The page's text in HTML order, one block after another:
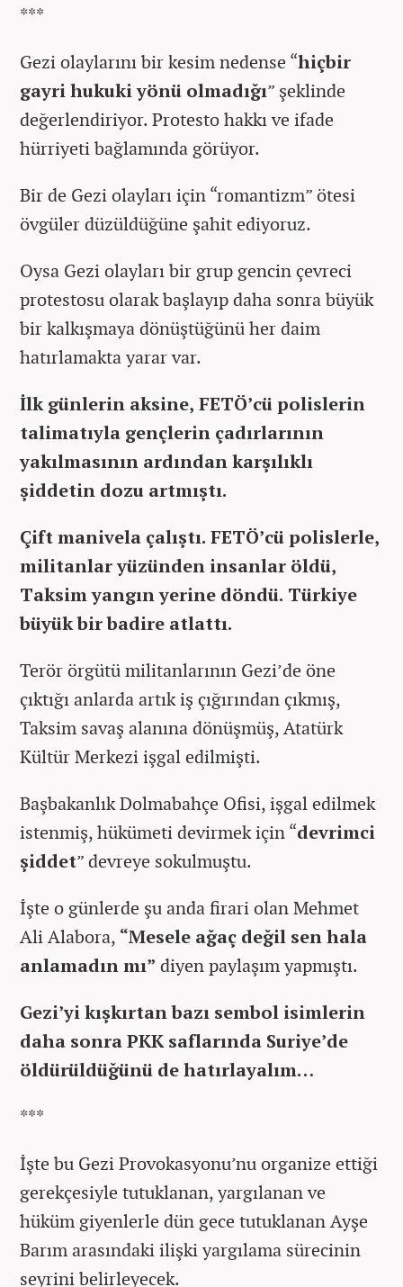
***
Gezi olaylarını bir kesim nedense “hiçbir
gayri hukuki yönü olmadığı” şeklinde
değerlendiriyor. Protesto hakkı ve ifade
hürriyeti bağlamında görüyor.
Bir de Gezi olayları için “romantizm” ötesi
övgüler düzüldüğüne şahit ediyoruz.
Oysa Gezi olayları bir grup gencin çevreci
protestosu olarak başlayıp daha sonra büyük
bir kalkışmaya dönüştüğünü her daim
hatırlamakta yarar var.
İlk günlerin aksine, FETÖ’cü polislerin
talimatıyla gençlerin çadırlarının
yakılmasının ardından karşılıklı
şiddetin dozu artmıştı.
Çift manivela çalıştı. FETÖ’cü polislerle,
militanlar yüzünden insanlar öldü,
Taksim yangın yerine döndü. Türkiye
büyük bir badire atlattı.
Terör örgütü militanlarının Gezi’de öne
çıktığı anlarda artık iş çığırından çıkmış,
Taksim savaş alanına dönüşmüş, Atatürk
Kültür Merkezi işgal edilmişti.
Başbakanlık Dolmabahçe Ofisi, işgal edilmek
istenmiş, hükümeti devirmek için “devrimci
şiddet” devreye sokulmuştu.
İşte o günlerde şu anda firari olan Mehmet
Ali Alabora, “Mesele ağaç değil sen hala
anlamadın mı” diyen paylaşım yapmıştı.
Gezi’yi kışkırtan bazı sembol isimlerin
daha sonra PKK saflarında Suriye’de
öldürüldüğünü de hatırlayalım…
***
İşte bu Gezi Provokasyonu’nu organize ettiği
gerekçesiyle tutuklanan, yargılanan ve
hüküm giyenlerle dün gece tutuklanan Ayşe
Barım arasındaki ilişki yargılama sürecinin
seyrini belirleyecek.